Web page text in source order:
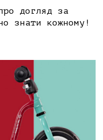
догляд за
знати кожному!